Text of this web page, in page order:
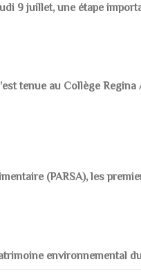
9 juillet, une étape
tenue au Collège Regina
(PARSA), les
environnemental du